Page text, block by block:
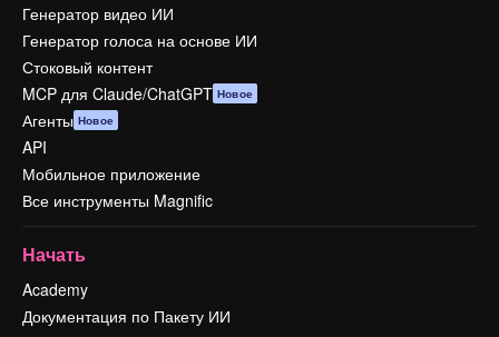
Генератор видео ИИ
Генератор голоса на основе ИИ
Стоковый контент
MCP для Claude/ChatGPT Новое
Агенты Новое
API
Мобильное приложение
Все инструменты Magnific
Начать
Academy
Документация по Пакету ИИ